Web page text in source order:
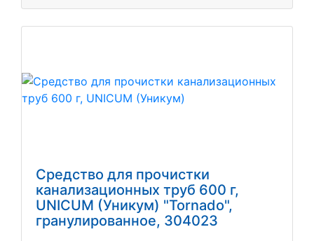
Средство для прочистки
канализационных труб 600 г,
UNICUM (Уникум) "Tornado",
гранулированное, 304023